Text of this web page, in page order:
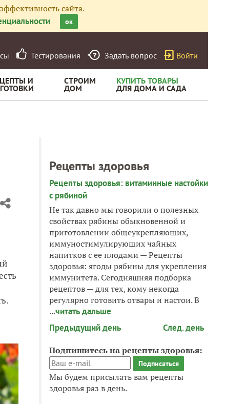
сайта.
ок
Тестирования Задать вопрос Войти
И СТРОИМ
ДОМ
КУПИТЬ ТОВАРЫ
ДЛЯ ДОМА И САДА
Рецепты здоровья
Рецепты здоровья: витаминные настойки
с рябиной
Не так давно мы говорили о полезных
свойствах рябины обыкновенной и
приготовлении общеукрепляющих,
иммуностимулирующих чайных
напитков с ее плодами — Рецепты
здоровья: ягоды рябины для укрепления
иммунитета. Сегодняшняя подборка
рецептов — для тех, кому некогда
регулярно готовить отвары и настои. В
...читать дальше
След. день
Предыдущий день
Подпишитесь на рецепты здоровья:
Мы будем присылать вам рецепты
здоровья раз в день.